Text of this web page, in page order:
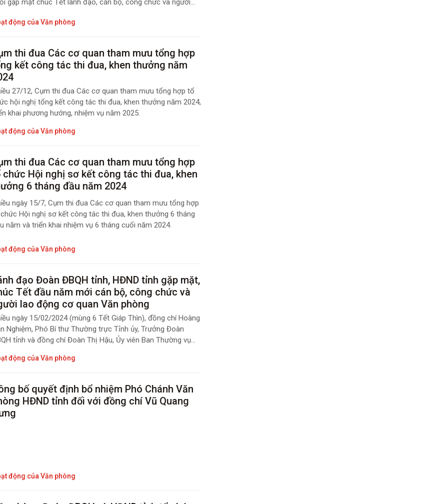
gặp mặt chúc Tết lãnh đạo, cán bộ, công chức và người
đầu Xuân năm mới Ất Tỵ, 2025.
động của Văn phòng
thi đua Các cơ quan tham mưu tổng hợp
kết công tác thi đua, khen thưởng năm
27/12, Cụm thi đua Các cơ quan tham mưu tổng hợp tổ
hội nghị tổng kết công tác thi đua, khen thưởng năm 2024,
khai phương hướng, nhiệm vụ năm 2025.
động của Văn phòng
thi đua Các cơ quan tham mưu tổng hợp
chức Hội nghị sơ kết công tác thi đua, khen
6 tháng đầu năm 2024
ngày 15/7, Cụm thi đua Các cơ quan tham mưu tổng hợp
Hội nghị sơ kết công tác thi đua, khen thưởng 6 tháng
năm và triển khai nhiệm vụ 6 tháng cuối năm 2024.
động của Văn phòng
đạo Đoàn ĐBQH tỉnh, HĐND tỉnh gặp mặt,
Tết đầu năm mới cán bộ, công chức và
lao động cơ quan Văn phòng
ngày 15/02/2024 (mùng 6 Tết Giáp Thìn), đồng chí Hoàng
Nghiệm, Phó Bí thư Thường trực Tỉnh ủy, Trưởng Đoàn
và đồng chí Đoàn Thị Hậu, Ủy viên Ban Thường vụ
cán bộ, công chức và người lao động cơ quan Văn phòng
động của Văn phòng
bố quyết định bổ nhiệm Phó Chánh Văn
HĐND tỉnh đối với đồng chí Vũ Quang
động của Văn phòng